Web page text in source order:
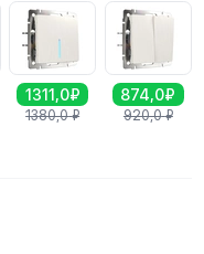
1311,0₽
1380,0 ₽
874,0₽
920,0 ₽